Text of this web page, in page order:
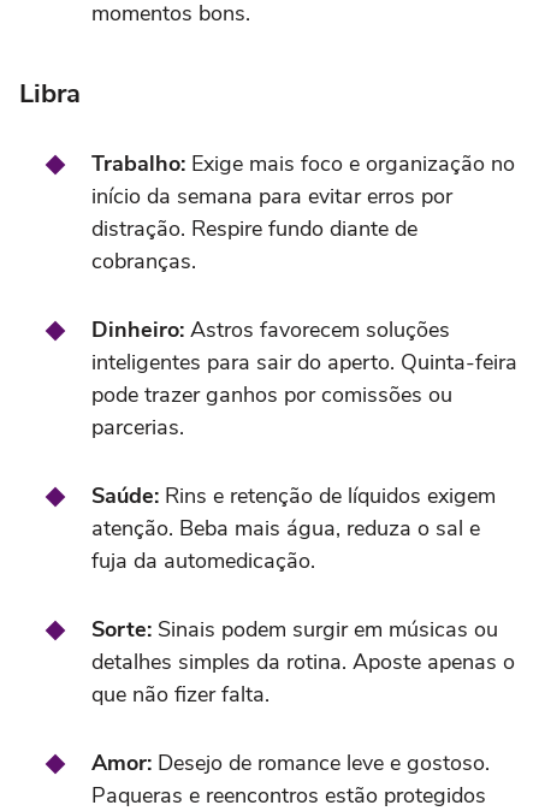
momentos bons.
Libra
Trabalho: Exige mais foco e organização no
início da semana para evitar erros por
distração. Respire fundo diante de
cobranças.
Dinheiro: Astros favorecem soluções
inteligentes para sair do aperto. Quinta-feira
pode trazer ganhos por comissões ou
parcerias.
Saúde: Rins e retenção de líquidos exigem
atenção. Beba mais água, reduza o sal e
fuja da automedicação.
Sorte: Sinais podem surgir em músicas ou
detalhes simples da rotina. Aposte apenas o
que não fizer falta.
Amor: Desejo de romance leve e gostoso.
Paqueras e reencontros estão protegidos